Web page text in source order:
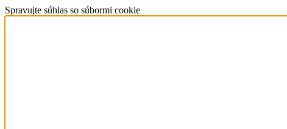
Spravujte súhlas so súbormi cookie